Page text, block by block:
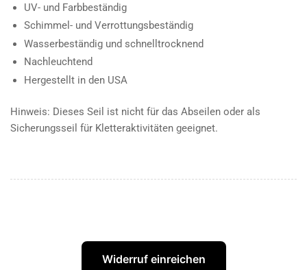
UV- und Farbbeständig
Schimmel- und Verrottungsbeständig
Wasserbeständig und schnelltrocknend
Nachleuchtend
Hergestellt in den USA
Hinweis: Dieses Seil ist nicht für das Abseilen oder als
Sicherungsseil für Kletteraktivitäten geeignet.
Widerruf einreichen